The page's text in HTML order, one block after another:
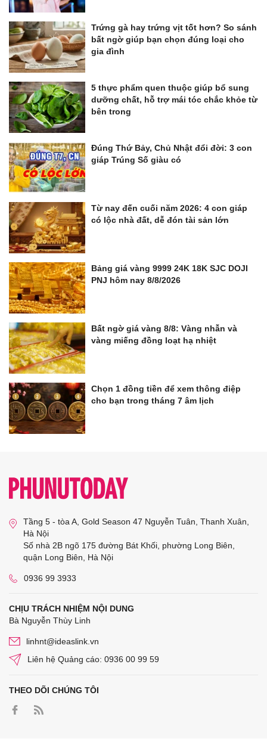
Trứng gà hay trứng vịt tốt hơn? So sánh
bất ngờ giúp bạn chọn đúng loại cho
gia đình
5 thực phẩm quen thuộc giúp bổ sung
dưỡng chất, hỗ trợ mái tóc chắc khỏe từ
bên trong
Đúng Thứ Bảy, Chủ Nhật đổi đời: 3 con
giáp Trúng Số giàu có
Từ nay đến cuối năm 2026: 4 con giáp
có lộc nhà đất, dễ đón tài sản lớn
Bảng giá vàng 9999 24K 18K SJC DOJI
PNJ hôm nay 8/8/2026
Bất ngờ giá vàng 8/8: Vàng nhẫn và
vàng miếng đồng loạt hạ nhiệt
Chọn 1 đồng tiền để xem thông điệp
cho bạn trong tháng 7 âm lịch
Tầng 5 - tòa A, Gold Season 47 Nguyễn Tuân, Thanh Xuân,
Hà Nội
Số nhà 2B ngõ 175 đường Bát Khối, phường Long Biên,
quận Long Biên, Hà Nội
0936 99 3933
CHỊU TRÁCH NHIỆM NỘI DUNG
Bà Nguyễn Thùy Linh
linhnt@ideaslink.vn
Liên hệ Quảng cáo: 0936 00 99 59
THEO DÕI CHÚNG TÔI